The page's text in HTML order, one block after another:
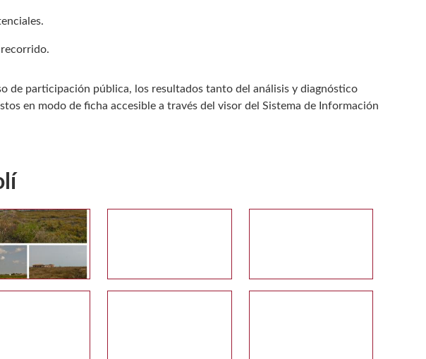
de participación pública, los resultados tanto del análisis y diagnóstico
en modo de ficha accesible a través del visor del Sistema de Información